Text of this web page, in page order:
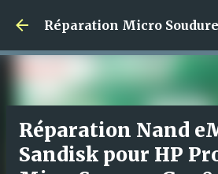
Accéder au contenu
Réparation Micro
Réparation Nand
Sandisk pour HP